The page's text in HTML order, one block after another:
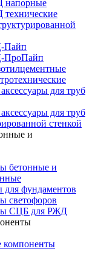
Пайп
ПроПайп
для труб
для труб
стенкой
и
бетонные и
для фундаментов
светофоров
СЦБ для РЖД
компоненты